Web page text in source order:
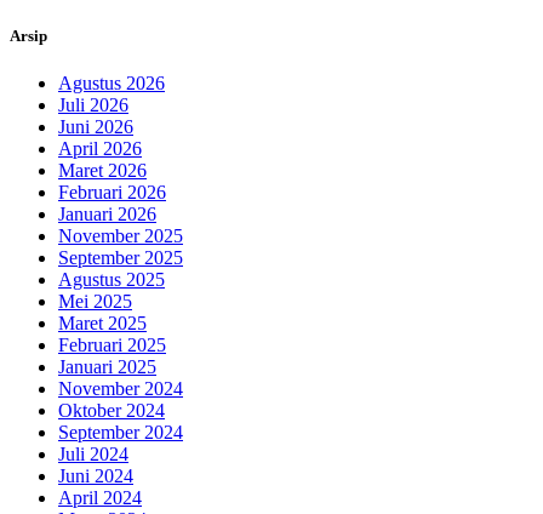
Arsip
Agustus 2026
Juli 2026
Juni 2026
April 2026
Maret 2026
Februari 2026
Januari 2026
November 2025
September 2025
Agustus 2025
Mei 2025
Maret 2025
Februari 2025
Januari 2025
November 2024
Oktober 2024
September 2024
Juli 2024
Juni 2024
April 2024